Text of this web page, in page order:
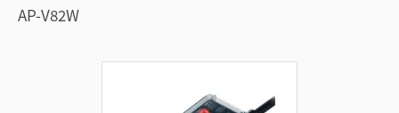
AP-V82W